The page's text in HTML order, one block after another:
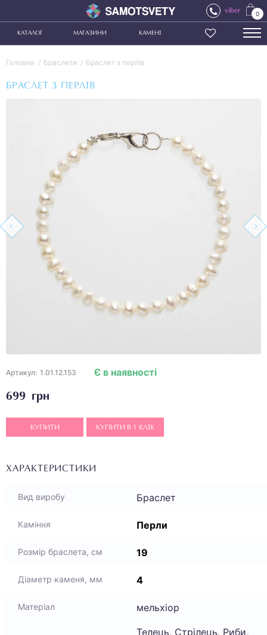
viber 0
КАТАЛОГ МАГАЗИНИ КАМЕНІ
Головна Браслети Браслет з перлів
БРАСЛЕТ З ПЕРЛІВ
Артикул: 1.01.12.153
699 грн
Є в наявності
КУПИТИ КУПИТИ В 1 КЛІК
ХАРАКТЕРИСТИКИ
Вид виробу Браслет
Каміння Перли
Розмір браслета, см 19
Діаметр каменя, мм 4
Матеріал мельхіор
Телець, Стрілець, Риби,